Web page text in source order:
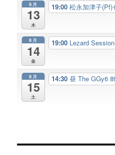
8月
13
木
19:00松永加津子
8月
14
金
19:00 Lezard
8月
15
土
14:30昼 The GGy6